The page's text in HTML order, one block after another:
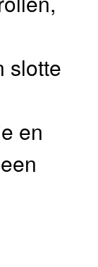
slotte
en